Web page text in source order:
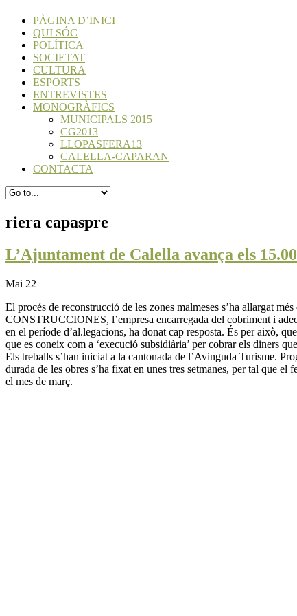
PÀGINA D’INICI
QUI SÓC
POLÍTICA
SOCIETAT
CULTURA
ESPORTS
ENTREVISTES
MONOGRÀFICS
MUNICIPALS 2015
CG2013
LLOPASFERA13
CALELLA-CAPARAN
CONTACTA
riera capaspre
L’Ajuntament de Calella avança els
Mai 22
El procés de reconstrucció de les zones malmeses s’ha allargat
CONSTRUCCIONES, l’empresa encarregada del cobriment i
en el període d’al.legacions, ha donat cap resposta. És per això,
que es coneix com a ‘execució subsidiària’ per cobrar els diners
Els treballs s’han iniciat a la cantonada de l’Avinguda Turisme.
durada de les obres s’ha fixat en unes tres setmanes, per tal que
el mes de març.